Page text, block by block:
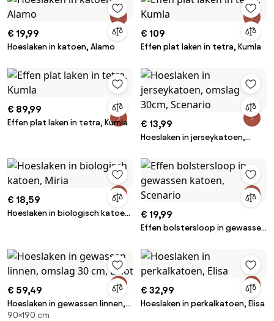
€ 19,99
Hoeslaken in katoen, Alamo
€ 109
Effen plat laken in tetra, Kumla
€ 89,99
Effen plat laken in tetra, Kumla € 13,99
Hoeslaken in jerseykatoen,
€ 18,59
Hoeslaken in biologisch katoen,
€ 19,99
Effen bolstersloop in gewassen
€ 59,49
Hoeslaken in gewassen linnen,
omslag 30 cm, Linot
90×190 cm
€ 32,99
Hoeslaken in perkalkatoen, Elisa